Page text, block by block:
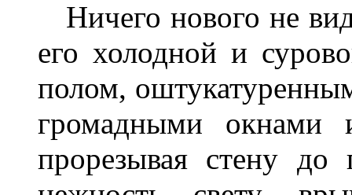
Ничего нового не
его холодной и
полом,
громадными окнами
прорезывая стену до